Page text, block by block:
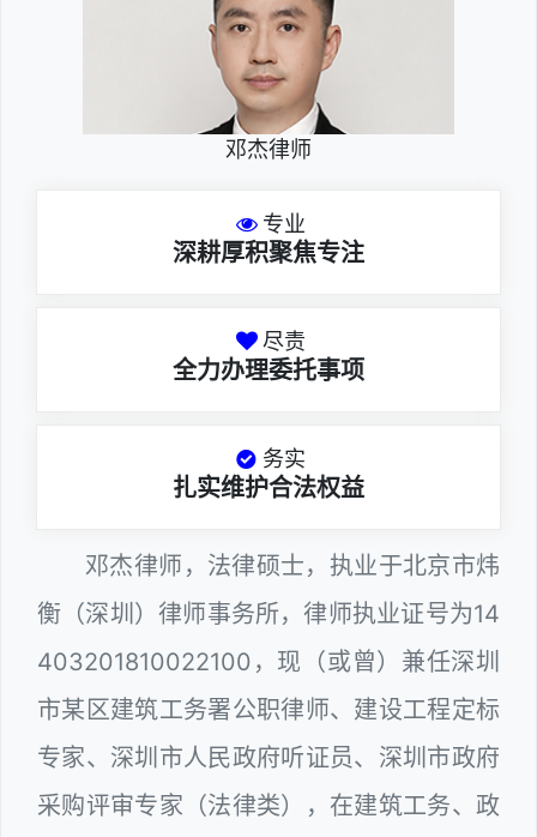
邓杰律师
专业
深耕厚积聚焦专注
尽责
全力办理委托事项
务实
扎实维护合法权益
邓杰律师，法律硕士，执业于北京市炜
衡（深圳）律师事务所，律师执业证号为14
403201810022100，现（或曾）兼任深圳
市某区建筑工务署公职律师、建设工程定标
专家、深圳市人民政府听证员、深圳市政府
采购评审专家（法律类），在建筑工务、政